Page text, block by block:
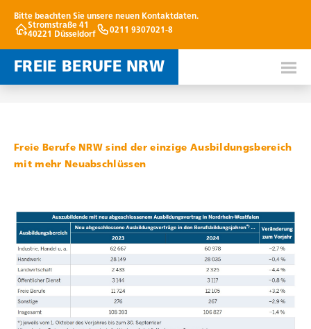
Bitte beachten Sie unsere neuen Kontaktdaten.
Stromstraße 41
40221 Düsseldorf
0211 9307021-8
FREIE BERUFE NRW
11. MÄRZ 2025
Freie Berufe NRW sind der einzige Ausbildungsbereich
mit mehr Neuabschlüssen